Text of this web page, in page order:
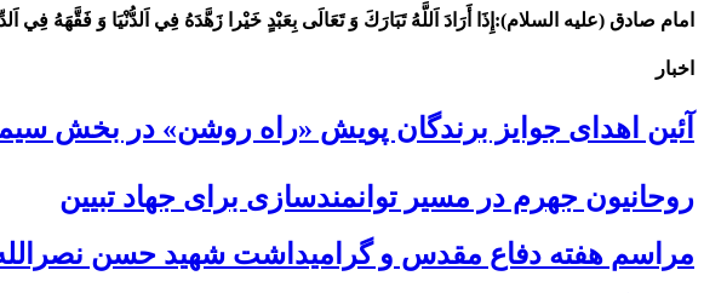
امام صادق (علیه السلام): إِذَا أَرَادَ اَللَّهُ تَبَارَكَ وَ تَعَالَى بِعَبْدٍ خَيْرا زَهَّدَهُ فِي اَلدُّنْيَا وَ فَقَّهَهُ
اخبار
آئین اهدای جوایز برندگان پویش «راه روشن» در بخش
روحانیون جهرم در مسیر توانمندسازی برای جهاد تبیین
مراسم هفته دفاع مقدس و گرامیداشت شهید حسن